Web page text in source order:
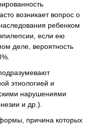
возникает вопрос о
ребенком
если ею
деле, вероятность
этиологией и
нарушениями
и др.).
причина которых